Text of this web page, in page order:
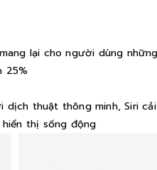
lại cho người dùng
25%
thuật thông minh, Siri
thị sống động